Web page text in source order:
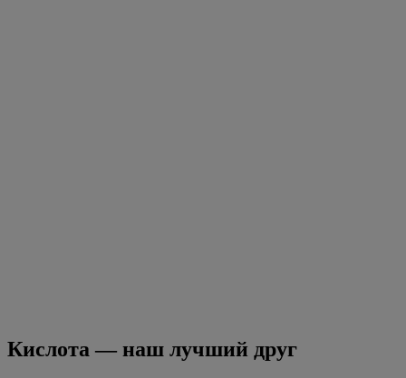
Кислота — наш лучший друг